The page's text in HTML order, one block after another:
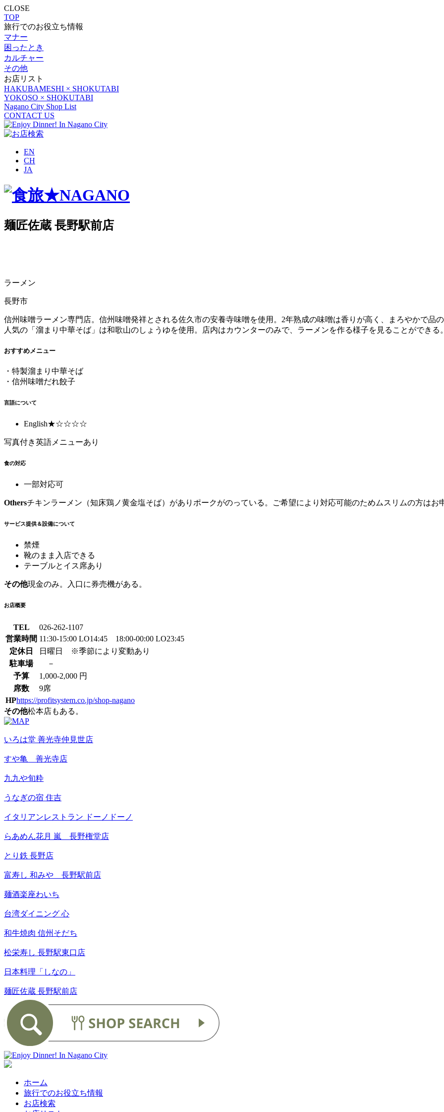
CLOSE
TOP
旅行でのお役立ち情報
マナー
困ったとき
カルチャー
その他
お店リスト
HAKUBAMESHI × SHOKUTABI
YOKOSO × SHOKUTABI
Nagano City Shop List
CONTACT US
EN
CH
JA
麺匠佐蔵 長野駅前店
ラーメン
長野市
信州味噌ラーメン専門店。信州味噌発祥とされる佐久市の安養寺味噌を使用。2年熟成の味噌は香りが高く、まろやかで品
人気の「溜まり中華そば」は和歌山のしょうゆを使用。店内はカウンターのみで、ラーメンを作る様子を見ることができる。
おすすめメニュー
・特製溜まり中華そば
・信州味噌だれ餃子
言語について
English★☆☆☆☆
写真付き英語メニューあり
食の対応
一部対応可
Othersチキンラーメン（知床鶏ノ黄金塩そば）がありポークがのっている。ご希望により対応可能のためムスリムの方はお
サービス提供＆設備について
禁煙
靴のまま入店できる
テーブルとイス席あり
その他現金のみ。入口に券売機がある。
お店概要
TEL
026-262-1107
営業時間 11:30-15:00 LO14:45 18:00-00:00 LO23:45
定休日
日曜日 ※季節により変動あり
駐車場
－
予算
1,000-2,000 円
席数
9席
HPhttps://profitsystem.co.jp/shop-nagano
その他松本店もある。
いろは堂 善光寺仲見世店
すや亀 善光寺店
九九や旬粋
うなぎの宿 住吉
イタリアンレストラン ドーノドーノ
らあめん花月 嵐 長野権堂店
とり鉄 長野店
富寿し 和みや 長野駅前店
麺酒楽座わいち
台湾ダイニング 心
和牛焼肉 信州そだち
松栄寿し 長野駅東口店
日本料理「しなの」
麺匠佐蔵 長野駅前店
ホーム
旅行でのお役立ち情報
お店検索